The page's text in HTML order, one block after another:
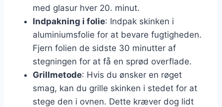
med glasur hver 20. minut.
Indpakning i folie: Indpak skinken i
aluminiumsfolie for at bevare fugtigheden.
Fjern folien de sidste 30 minutter af
stegningen for at få en sprød overflade.
Grillmetode: Hvis du ønsker en røget
smag, kan du grille skinken i stedet for at
stege den i ovnen. Dette kræver dog lidt